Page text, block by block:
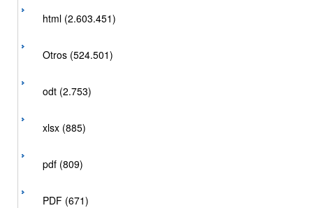
html (2.603.451)
Otros (524.501)
odt (2.753)
xlsx (885)
pdf (809)
PDF (671)